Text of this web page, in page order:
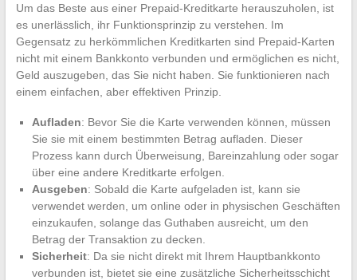
Um das Beste aus einer Prepaid-Kreditkarte herauszuholen, ist
es unerlässlich, ihr Funktionsprinzip zu verstehen. Im
Gegensatz zu herkömmlichen Kreditkarten sind Prepaid-Karten
nicht mit einem Bankkonto verbunden und ermöglichen es nicht,
Geld auszugeben, das Sie nicht haben. Sie funktionieren nach
einem einfachen, aber effektiven Prinzip.
Aufladen: Bevor Sie die Karte verwenden können, müssen
Sie sie mit einem bestimmten Betrag aufladen. Dieser
Prozess kann durch Überweisung, Bareinzahlung oder sogar
über eine andere Kreditkarte erfolgen.
Ausgeben: Sobald die Karte aufgeladen ist, kann sie
verwendet werden, um online oder in physischen Geschäften
einzukaufen, solange das Guthaben ausreicht, um den
Betrag der Transaktion zu decken.
Sicherheit: Da sie nicht direkt mit Ihrem Hauptbankkonto
verbunden ist, bietet sie eine zusätzliche Sicherheitsschicht